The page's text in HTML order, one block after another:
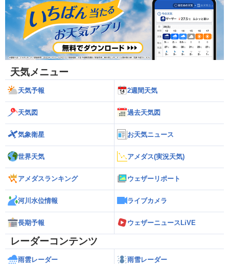
天気メニュー
天気予報 2週間天気
天気図 過去天気図
気象衛星 お天気ニュース
世界天気 アメダス(実況天気)
アメダスランキング ウェザーリポート
河川水位情報 ライブカメラ
長期予報 ウェザーニュースLiVE
レーダーコンテンツ
雨雲レーダー 雨雪レーダー